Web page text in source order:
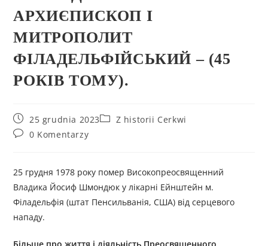
АРХИЄПИСКОП І
МИТРОПОЛИТ
ФІЛАДЕЛЬФІЙСЬКИЙ – (45
РОКІВ ТОМУ).
25 grudnia 2023
Z historii Cerkwi
0 Komentarzy
25 грудня 1978 року помер Високопреосвященний
Владика Йосиф Шмондюк у лікарні Ейнштейн м.
Філадельфія (штат Пенсильванія, США) від серцевого
нападу.